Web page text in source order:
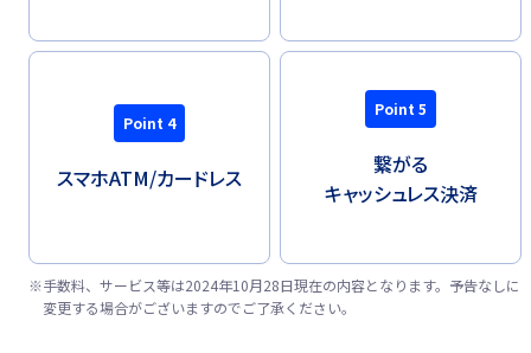
Point 4
スマホATM/カードレス
Point 5
繋がる
キャッシュレス決済
※手数料、サービス等は2024年10月28日現在の内容となります。予告なしに
変更する場合がございますのでご了承ください。